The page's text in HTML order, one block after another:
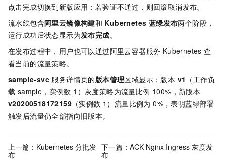
点击完成切换到新版应用；若验证不通过，则回滚取消发布。
流水线包含阿里云镜像构建和 Kubernetes 蓝绿发布两个阶段，
运行成功后状态显示为发布完成。
在发布过程中，用户也可以通过阿里云容器服务 Kubernetes 查
看当前的流量策略。
sample-svc 服务详情页的版本管理区域显示：版本 v1 （工作负
载 sample，实例数 1）灰度策略为流量比例 100%，新版本
v20200518172159 （实例数 1）流量比例为 0%，表明蓝绿部署
触发后流量仍全部指向旧版本。
上一篇： Kubernetes 分批发
布
下一篇：ACK Nginx Ingress 灰度发
布